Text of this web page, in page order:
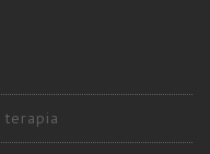
terapia